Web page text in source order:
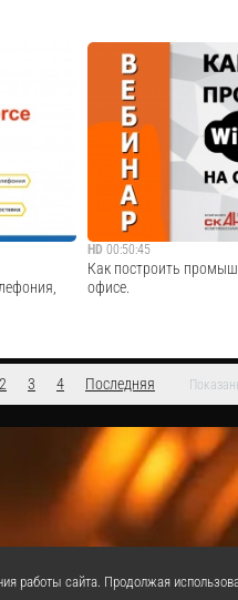
11
в г.
Запись совместного
UniSender «Как
21.01.2016. На
акциях и их
спланировать акцию
чтобы
HD 00:50:45
Как построить
офисе.
офисе. - Как избежать
- Wi-Fi оборудование
Примеры
- Консультации и отв...
2 3 4 Последняя
работы сайта. Продолжая